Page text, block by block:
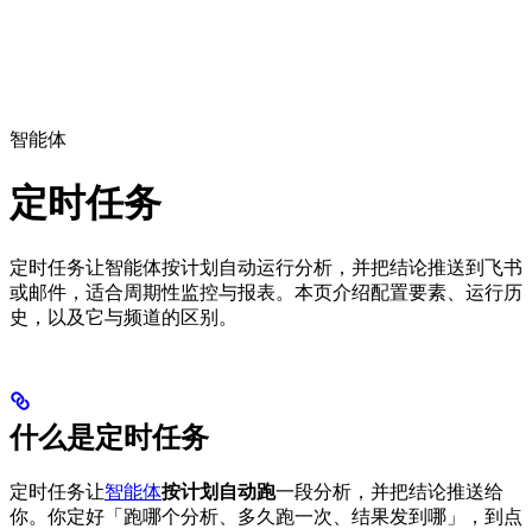
智能体
定时任务
定时任务让智能体按计划自动运行分析，并把结论推送到飞书
或邮件，适合周期性监控与报表。本页介绍配置要素、运行历
史，以及它与频道的区别。
什么是定时任务
定时任务让智能体按计划自动跑一段分析，并把结论推送给
你。你定好「跑哪个分析、多久跑一次、结果发到哪」，到点